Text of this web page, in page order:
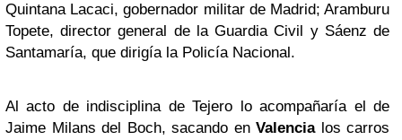
Quintana Lacaci, gobernador militar de Madrid; Aramburu
Topete, director general de la Guardia Civil y Sáenz de
Santamaría, que dirigía la Policía Nacional.
Al acto de indisciplina de Tejero lo acompañaría el de
Jaime Milans del Boch, sacando en Valencialos carros